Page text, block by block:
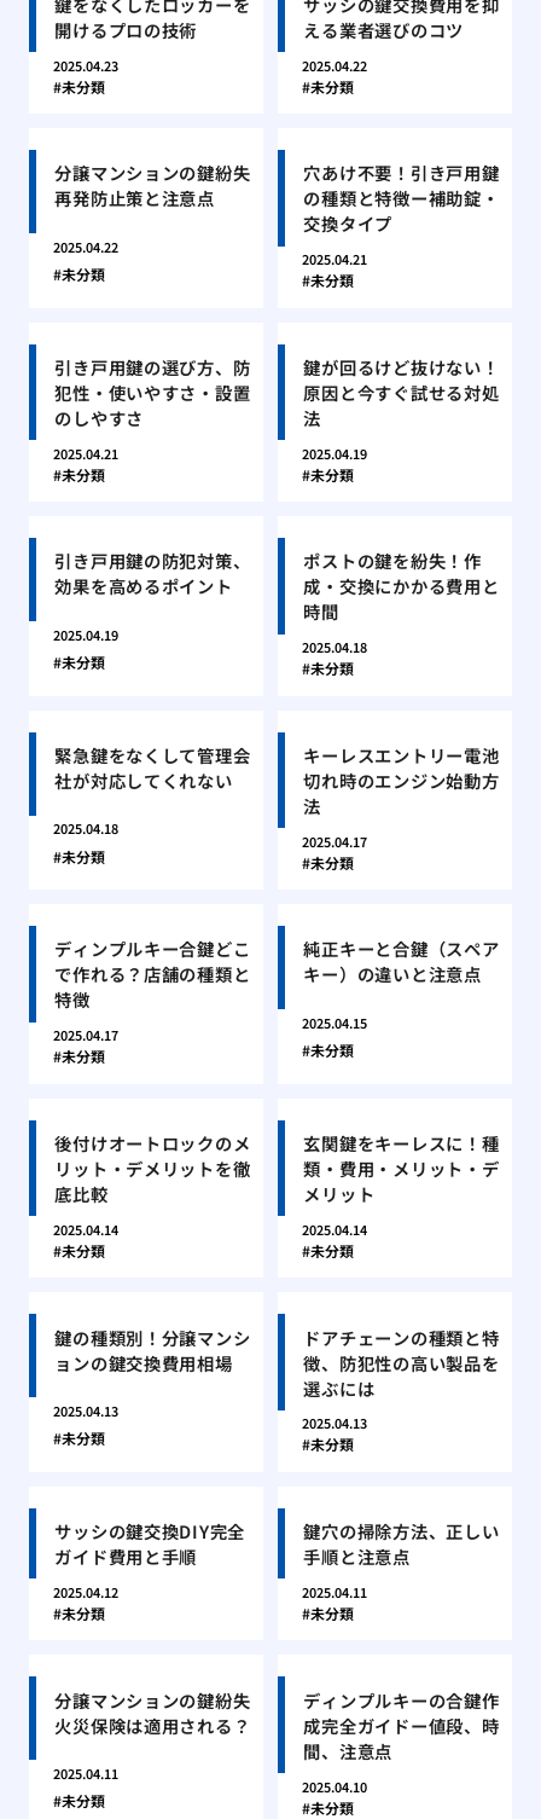
開けるプロの技術
2025.04.23
未分類
える業者選びのコツ
2025.04.22
未分類
分譲マンションの鍵紛失
再発防止策と注意点
2025.04.22
未分類
穴あけ不要！引き戸用鍵
の種類と特徴ー補助錠・
交換タイプ
2025.04.21
未分類
引き戸用鍵の選び方、防
犯性・使いやすさ・設置
のしやすさ
2025.04.21
未分類
鍵が回るけど抜けない！
原因と今すぐ試せる対処
法
2025.04.19
未分類
引き戸用鍵の防犯対策、
効果を高めるポイント
2025.04.19
未分類
ポストの鍵を紛失！作
成・交換にかかる費用と
時間
2025.04.18
未分類
緊急鍵をなくして管理会
社が対応してくれない
2025.04.18
未分類
キーレスエントリー電池
切れ時のエンジン始動方
法
2025.04.17
未分類
ディンプルキー合鍵どこ
で作れる？店舗の種類と
特徴
2025.04.17
未分類
純正キーと合鍵（スペア
キー）の違いと注意点
2025.04.15
未分類
後付けオートロックのメ
リット・デメリットを徹
底比較
2025.04.14
未分類
玄関鍵をキーレスに！種
類・費用・メリット・デ
メリット
2025.04.14
未分類
鍵の種類別！分譲マンシ
ョンの鍵交換費用相場
2025.04.13
未分類
ドアチェーンの種類と特
徴、防犯性の高い製品を
選ぶには
2025.04.13
未分類
サッシの鍵交換DIY完全
ガイド費用と手順
2025.04.12
未分類
鍵穴の掃除方法、正しい
手順と注意点
2025.04.11
未分類
分譲マンションの鍵紛失
火災保険は適用される？
2025.04.11
未分類
ディンプルキーの合鍵作
成完全ガイドー値段、時
間、注意点
2025.04.10
未分類